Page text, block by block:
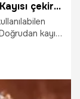
Kayısı çekirdeği yağının faydaları - Kayısı çekirdeği yağı ne işe yarar?
kayısı
insan